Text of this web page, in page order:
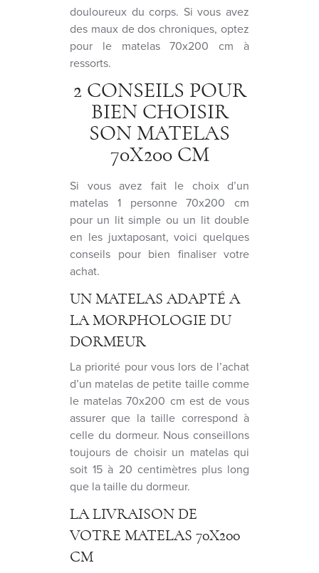
douloureux du corps. Si vous avez
des maux de dos chroniques, optez
pour le matelas 70x200 cm à
ressorts.
2 CONSEILS POUR
BIEN CHOISIR
SON MATELAS
70X200 CM
Si vous avez fait le choix d’un
matelas 1 personne 70x200 cm
pour un lit simple ou un lit double
en les juxtaposant, voici quelques
conseils pour bien finaliser votre
achat.
UN MATELAS ADAPTÉ A
LA MORPHOLOGIE DU
DORMEUR
La priorité pour vous lors de l’achat
d’un matelas de petite taille comme
le matelas 70x200 cm est de vous
assurer que la taille correspond à
celle du dormeur. Nous conseillons
toujours de choisir un matelas qui
soit 15 à 20 centimètres plus long
que la taille du dormeur.
LA LIVRAISON DE
VOTRE MATELAS 70X200
CM